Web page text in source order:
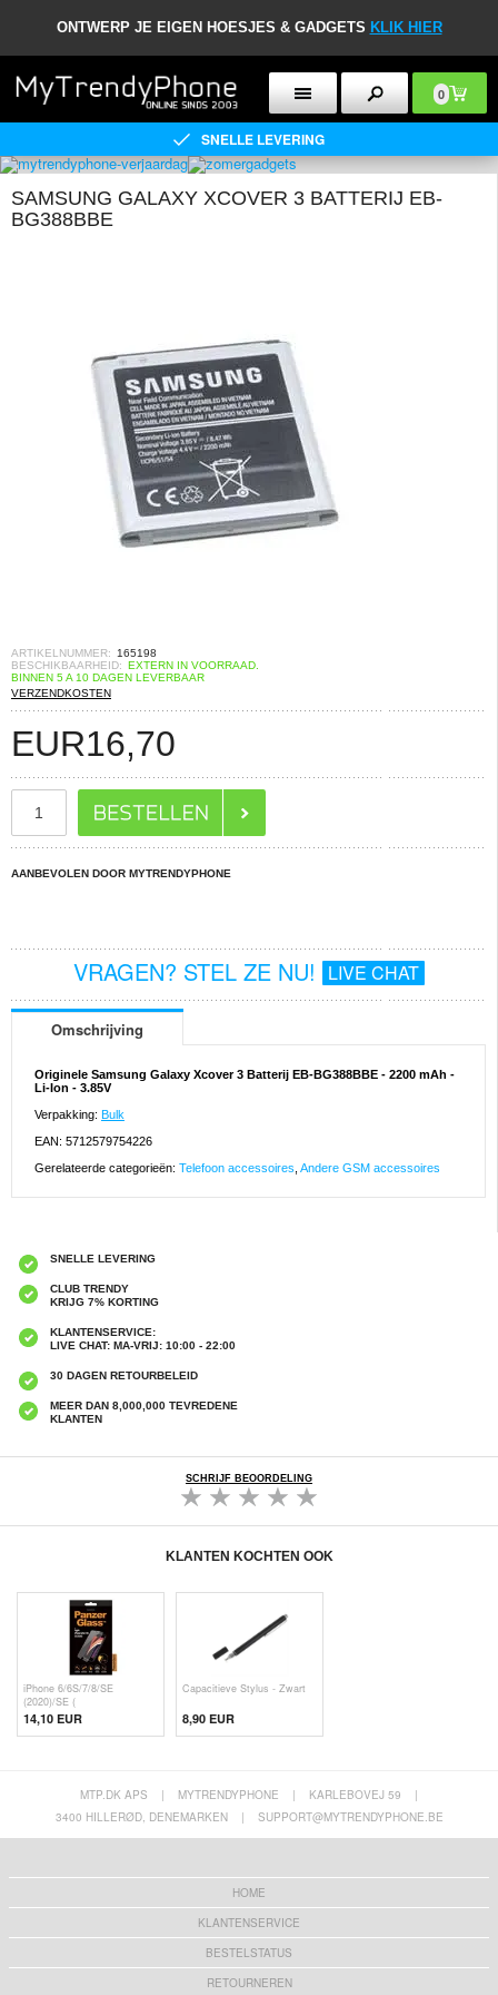
ONTWERP JE EIGEN HOESJES & GADGETS KLIK HIER
0
SNELLE LEVERING
SAMSUNG GALAXY XCOVER 3 BATTERIJ EB-
BG388BBE
ARTIKELNUMMER:
165198
BESCHIKBAARHEID: EXTERN IN VOORRAAD.
BINNEN 5 A 10 DAGEN LEVERBAAR
VERZENDKOSTEN
EUR16,70
AANBEVOLEN DOOR MYTRENDYPHONE
VRAGEN? STEL ZE NU! LIVE CHAT
Omschrijving
Originele Samsung Galaxy Xcover 3 Batterij EB-BG388BBE - 2200 mAh -
Li-Ion - 3.85V
Verpakking: Bulk
EAN: 5712579754226
Gerelateerde categorieën: Telefoon accessoires Andere GSM accessoires
SNELLE LEVERING
CLUB TRENDY
KRIJG 7% KORTING
KLANTENSERVICE:
LIVE CHAT: MA-VRIJ: 10:00 - 22:00
30 DAGEN RETOURBELEID
MEER DAN 8,000,000 TEVREDENE
KLANTEN
SCHRIJF BEOORDELING
KLANTEN KOCHTEN OOK
iPhone 6/6S/7/8/SE
(2020)/SE (
14,10 EUR
Capacitieve Stylus - Zwart
8,90 EUR
MTP.DK APS | MYTRENDYPHONE | KARLEBOVEJ 59
|
3400 HILLERØD, DENEMARKEN
| SUPPORT@MYTRENDYPHONE.BE
HOME
KLANTENSERVICE
BESTELSTATUS
RETOURNEREN